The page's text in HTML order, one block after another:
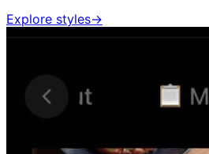
Explore styles→